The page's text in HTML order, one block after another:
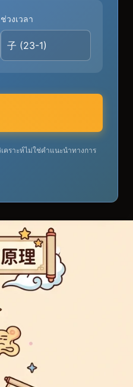
ช่วงเวลา
คราะห์ไม่ใช่คำแนะนำทางการ